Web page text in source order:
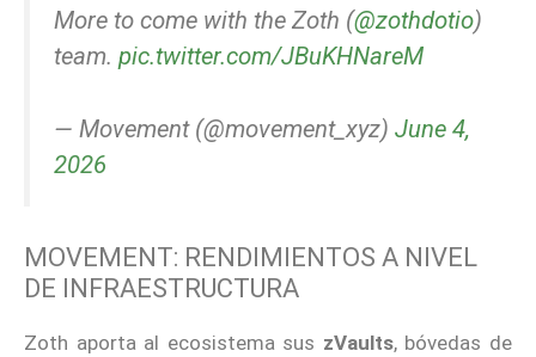
More to come with the Zoth (@zothdotio)
team. pic.twitter.com/JBuKHNareM
— Movement (@movement_xyz) June 4,
2026
MOVEMENT: RENDIMIENTOS A NIVEL
DE INFRAESTRUCTURA
Zoth aporta al ecosistema sus zVaults, bóvedas de